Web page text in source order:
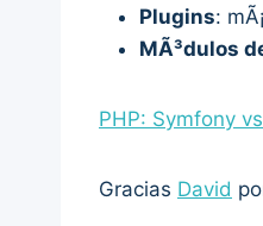
Plugins:
MÃ³dulos
PHP: Symfony
Gracias David